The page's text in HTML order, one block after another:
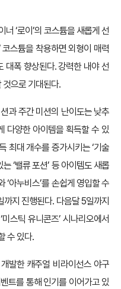
‘로이’의 코스튬을 새롭게 선
코스튬을 착용하면 외형이 매력
대폭 향상된다. 강력한 내야 선
것으로 기대된다.
과 주간 미션의 난이도는 낮추
다양한 아이템을 획득할 수 있
최대 개수를 증가시키는 ‘기술
‘밸류 포션’ 등 아이템도 새롭
‘아누비스’를 손쉽게 영입할 수
까지 진행된다. 다음달 5일까지
스틱 유니콘즈’ 시나리오에서
수 있다.
발한 캐주얼 비라이선스 야구
트를 통해 인기를 이어가고 있